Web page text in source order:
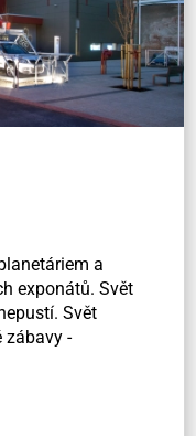
a
exponátů. Svět
Svět
zábavy -